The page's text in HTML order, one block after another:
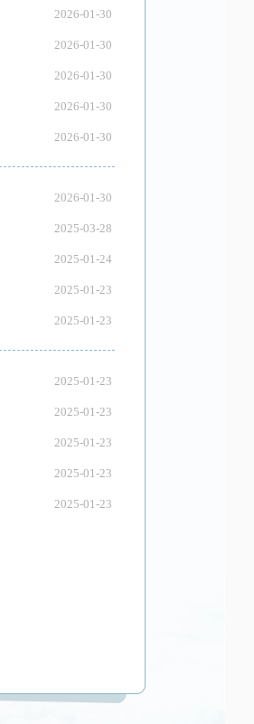
2026-01-30
2026-01-30
2026-01-30
2026-01-30
2026-01-30
2026-01-30
2025-03-28
2025-01-24
2025-01-23
2025-01-23
2025-01-23
2025-01-23
2025-01-23
2025-01-23
2025-01-23